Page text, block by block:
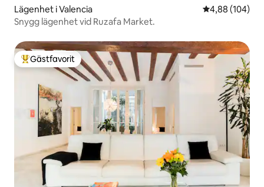
Lägenhet i Valencia 4,88 av 5 i
4,88 (104)
Snygg lägenhet vid Ruzafa Market.
Populär gästfavorit
Gästfavorit